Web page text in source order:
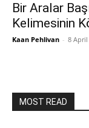
Bir Aralar
Kelimesinin
Kaan Pehlivan - 8 April
MOST READ